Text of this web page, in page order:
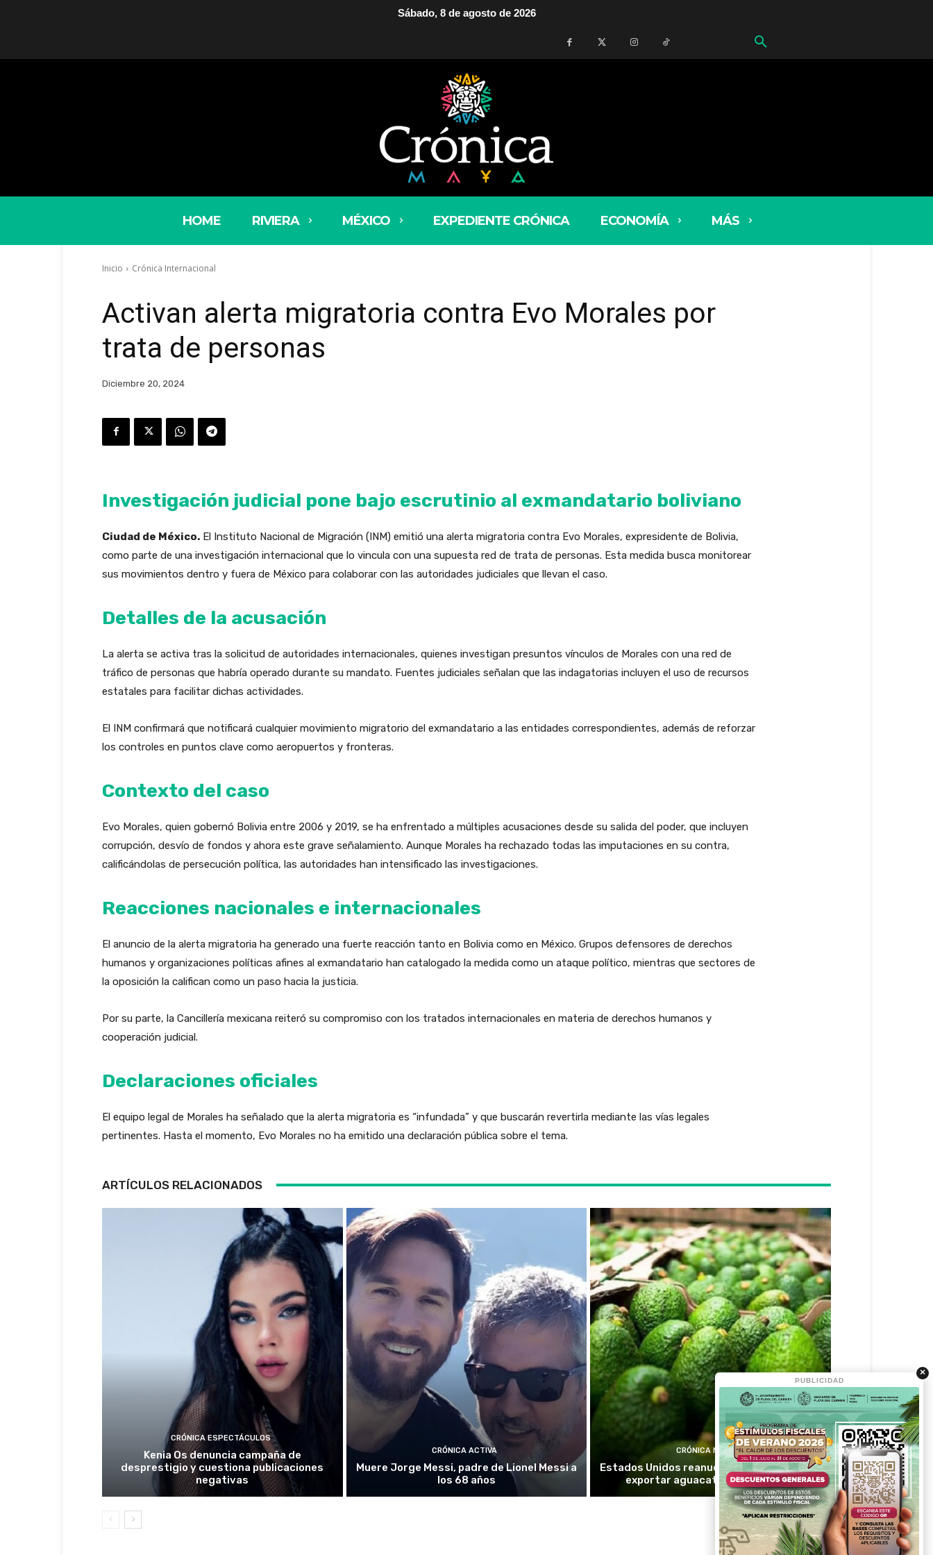
Sábado, 8 de agosto de 2026
HOME RIVIERA MÉXICO EXPEDIENTE CRÓNICA ECONOMÍA MÁS
Inicio Crónica Internacional
Activan alerta migratoria contra Evo Morales por
trata de personas
Diciembre 20, 2024
Investigación judicial pone bajo escrutinio al exmandatario boliviano
Ciudad de México. El Instituto Nacional de Migración (INM) emitió una alerta migratoria contra Evo Morales, expresidente de Bolivia,
como parte de una investigación internacional que lo vincula con una supuesta red de trata de personas. Esta medida busca monitorear
sus movimientos dentro y fuera de México para colaborar con las autoridades judiciales que llevan el caso.
Detalles de la acusación
La alerta se activa tras la solicitud de autoridades internacionales, quienes investigan presuntos vínculos de Morales con una red de
tráfico de personas que habría operado durante su mandato. Fuentes judiciales señalan que las indagatorias incluyen el uso de recursos
estatales para facilitar dichas actividades.
El INM confirmará que notificará cualquier movimiento migratorio del exmandatario a las entidades correspondientes, además de reforzar
los controles en puntos clave como aeropuertos y fronteras.
Contexto del caso
Evo Morales, quien gobernó Bolivia entre 2006 y 2019, se ha enfrentado a múltiples acusaciones desde su salida del poder, que incluyen
corrupción, desvío de fondos y ahora este grave señalamiento. Aunque Morales ha rechazado todas las imputaciones en su contra,
calificándolas de persecución política, las autoridades han intensificado las investigaciones.
Reacciones nacionales e internacionales
El anuncio de la alerta migratoria ha generado una fuerte reacción tanto en Bolivia como en México. Grupos defensores de derechos
humanos y organizaciones políticas afines al exmandatario han catalogado la medida como un ataque político, mientras que sectores de
la oposición la califican como un paso hacia la justicia.
Por su parte, la Cancillería mexicana reiteró su compromiso con los tratados internacionales en materia de derechos humanos y
cooperación judicial.
Declaraciones oficiales
El equipo legal de Morales ha señalado que la alerta migratoria es “infundada” y que buscarán revertirla mediante las vías legales
pertinentes. Hasta el momento, Evo Morales no ha emitido una declaración pública sobre el tema.
ARTÍCULOS RELACIONADOS
CRÓNICA ESPECTÁCULOS
Kenia Os denuncia campaña de
desprestigio y cuestiona publicaciones
negativas
CRÓNICA ACTIVA
Muere Jorge Messi, padre de Lionel Messi a
los 68 años
CRÓNICA MÉXICO
Estados Unidos reanuda inspecciones para
exportar aguacate de Michoacán
×
PUBLICIDAD